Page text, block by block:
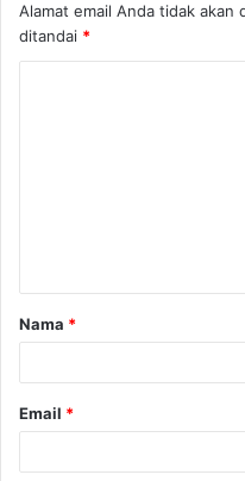
Alamat email Anda tidak akan
ditandai *
Nama *
Email *